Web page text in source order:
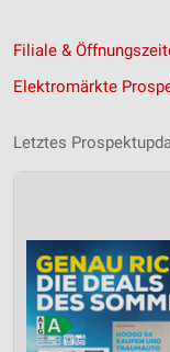
Filiale &
Elektromärkte
Letztes